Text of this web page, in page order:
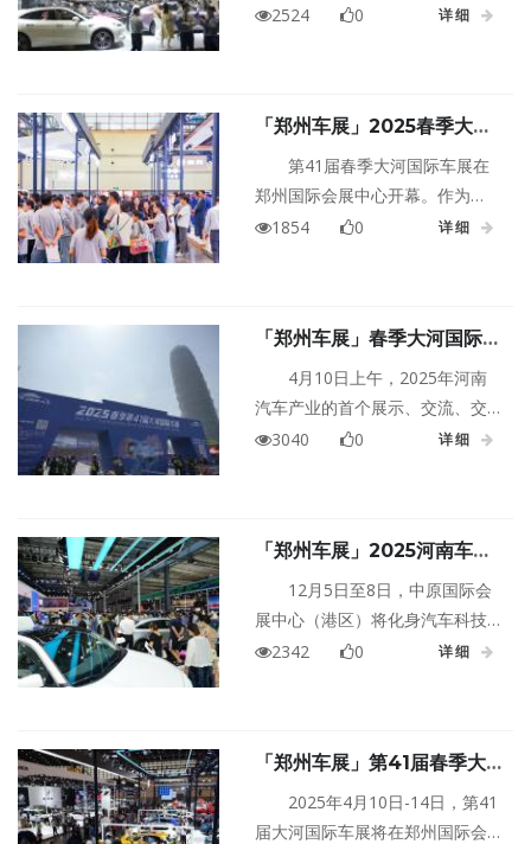
与产业的共生共荣。
河国际车展正在火热上演！一楼
解锁本届车展的「嗨玩姿势」！
2524 0 详细
「郑州车展」2025春季大河
国际车展今日启幕
第41届春季大河国际车展在
郑州国际会展中心开幕。作为
2025年河南地区的大型车展，第
模的展区面积涵盖了豪华、新能
源、合资、自主等60多个品牌，
展出车型超800款，上市新车37
款，改款新车以及新增车型130余
1854 0 详细
「郑州车展」春季大河国际车
展今天开幕！60+品牌狂撒补
贴，智驾新车扎堆！速来薅羊
毛
4月10日上午，2025年河南
汽车产业的首个展示、交流、交
易平台———由《大河报》报社
近千款车型，37款全新车型，130
款改款新车的参展。开幕首日，
车展现场人头攒动，各展台都挤
满了前来看车购车的市民。
3040 0 详细
「郑州车展」‌2025河南车展
重磅来袭！12月5-8日，中原
国际会展中心（港区）开启汽
车盛宴！
12月5日至8日，‌中原国际会
展中心（港区）‌将化身汽车科技
与潮流的超级秀场，汇聚全球顶
你的行程！
2342 0 详细
「郑州车展」第41届春季大
河国际车展四月开幕
2025年4月10日-14日，第41
届大河国际车展将在郑州国际会